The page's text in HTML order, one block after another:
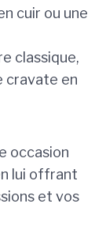
cuir ou une
classique,
cravate en
occasion
lui offrant
et vos